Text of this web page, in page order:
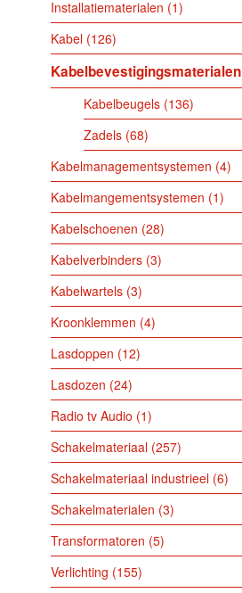
Installatiematerialen 1
Kabel 126
Kabelbevestigingsmaterialen
Kabelbeugels 136
Zadels 68
Kabelmanagementsystemen 4
Kabelmangementsystemen 1
Kabelschoenen 28
Kabelverbinders 3
Kabelwartels 3
Kroonklemmen 4
Lasdoppen 12
Lasdozen 24
Radio tv Audio 1
Schakelmateriaal 257
Schakelmateriaal industrieel 6
Schakelmaterialen 3
Transformatoren 5
Verlichting 155